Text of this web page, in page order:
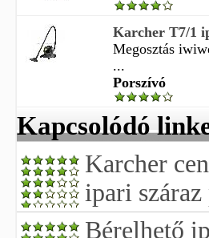
Karcher T7/1
Megosztás
...
Porszívó
Kapcsolódó
Karcher
ipari
Bérelhető